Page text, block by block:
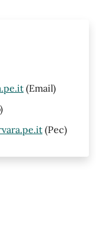
(Email)
(Pec)